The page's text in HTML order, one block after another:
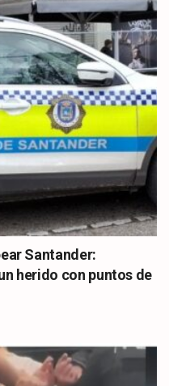
Santander:
herido con puntos de